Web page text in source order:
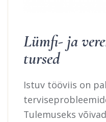
Lümfi- ja
tursed
Istuv tööviis on
Tulemuseks